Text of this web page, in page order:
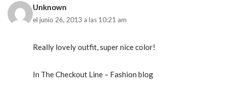
Unknown
el junio 26, 2013 a las 10:21 am
Really lovely outfit, super nice color!
In The Checkout Line – Fashion blog